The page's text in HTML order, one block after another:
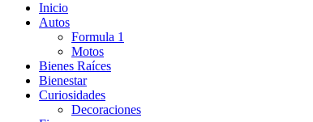
Inicio
Autos
Formula 1
Motos
Bienes Raíces
Bienestar
Curiosidades
Decoraciones